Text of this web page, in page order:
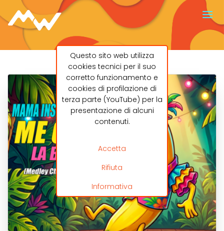
Questo sito web utilizza
cookies tecnici per il suo
corretto funzionamento e
cookies di profilazione di
terza parte (YouTube) per la
presentazione di alcuni
contenuti.
Accetta
Rifiuta
Informativa